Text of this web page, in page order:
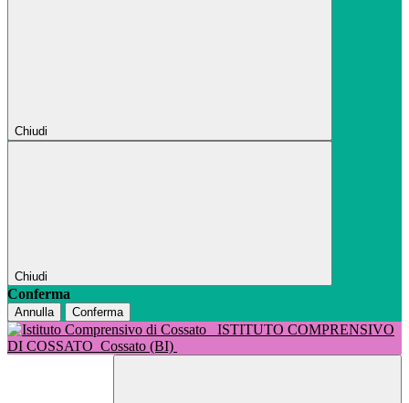
Chiudi
Chiudi
Conferma
Annulla Conferma
ISTITUTO COMPRENSIVO
DI COSSATO Cossato (BI)